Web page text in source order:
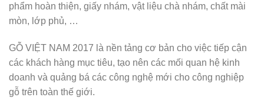
phẩm hoàn thiện, giấy nhám, vật liệu chà nhám, chất mài
mòn, lớp phủ, …
GỖ VIỆT NAM 2017 là nền tảng cơ bản cho việc tiếp cận
các khách hàng mục tiêu, tạo nên các mối quan hệ kinh
doanh và quảng bá các công nghệ mới cho công nghiệp
gỗ trên toàn thế giới.